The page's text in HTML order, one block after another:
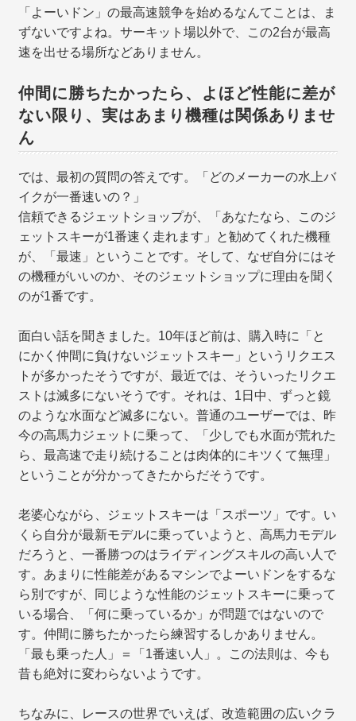
「よーいドン」の最高速競争を始めるなんてことは、ま
ずないですよね。サーキット場以外で、この2台が最高
速を出せる場所などありません。
仲間に勝ちたかったら、よほど性能に差が
ない限り、実はあまり機種は関係ありませ
ん
では、最初の質問の答えです。「どのメーカーの水上バ
イクが一番速いの？」
信頼できるジェットショップが、「あなたなら、このジ
ェットスキーが1番速く走れます」と勧めてくれた機種
が、「最速」ということです。そして、なぜ自分にはそ
の機種がいいのか、そのジェットショップに理由を聞く
のが1番です。
面白い話を聞きました。10年ほど前は、購入時に「と
にかく仲間に負けないジェットスキー」というリクエス
トが多かったそうですが、最近では、そういったリクエ
ストは滅多にないそうです。それは、1日中、ずっと鏡
のような水面など滅多にない。普通のユーザーでは、昨
今の高馬力ジェットに乗って、「少しでも水面が荒れた
ら、最高速で走り続けることは肉体的にキツくて無理」
ということが分かってきたからだそうです。
老婆心ながら、ジェットスキーは「スポーツ」です。い
くら自分が最新モデルに乗っていようと、高馬力モデル
だろうと、一番勝つのはライディングスキルの高い人で
す。あまりに性能差があるマシンでよーいドンをするな
ら別ですが、同じような性能のジェットスキーに乗って
いる場合、「何に乗っているか」が問題ではないので
す。仲間に勝ちたかったら練習するしかありません。
「最も乗った人」＝「1番速い人」。この法則は、今も
昔も絶対に変わらないようです。
ちなみに、レースの世界でいえば、改造範囲の広いクラ